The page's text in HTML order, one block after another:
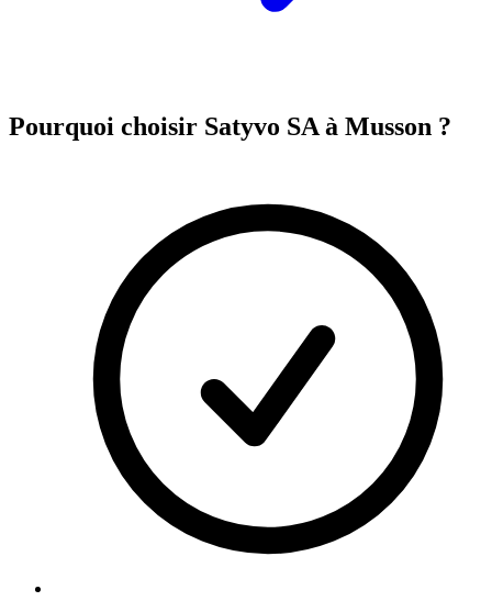
Pourquoi choisir Satyvo SA à Musson ?